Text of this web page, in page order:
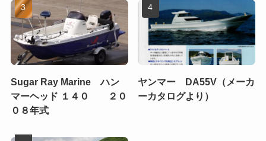
Sugar Ray Marine ハン
マーヘッド １４０ ２０
０８年式
ヤンマー DA55V（メーカ
ーカタログより）